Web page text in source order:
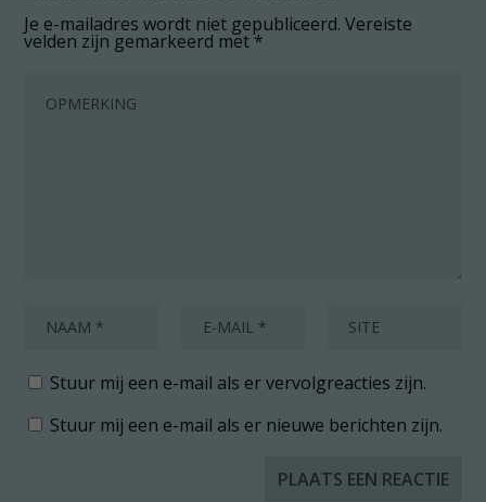
Je e-mailadres wordt niet gepubliceerd. Vereiste
velden zijn gemarkeerd met*
Stuur mij een e-mail als er vervolgreacties zijn.
Stuur mij een e-mail als er nieuwe berichten zijn.